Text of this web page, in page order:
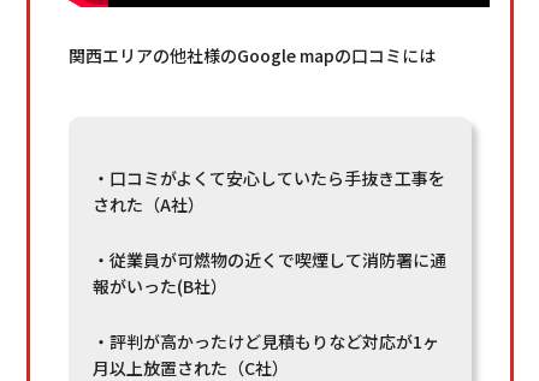
関西エリアの他社様のGoogle mapの口コミには
・口コミがよくて安心していたら手抜き工事を
された（A社）
・従業員が可燃物の近くで喫煙して消防署に通
報がいった(B社）
・評判が高かったけど見積もりなど対応が1ヶ
月以上放置された（C社）